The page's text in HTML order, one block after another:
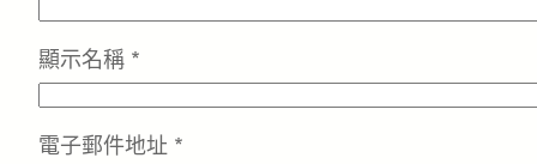
顯示名稱 *
電子郵件地址 *